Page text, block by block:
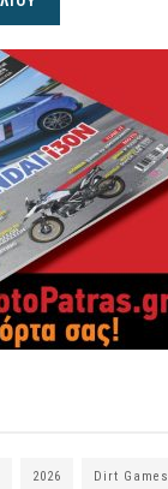
2026 Dirt Games